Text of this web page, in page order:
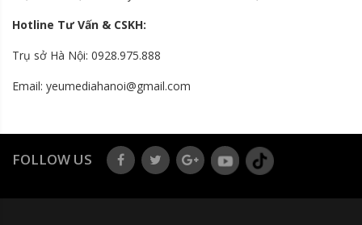
Hotline Tư Vấn & CSKH:
Trụ sở Hà Nội: 0928.975.888
Email: yeumediahanoi@gmail.com
FOLLOW US